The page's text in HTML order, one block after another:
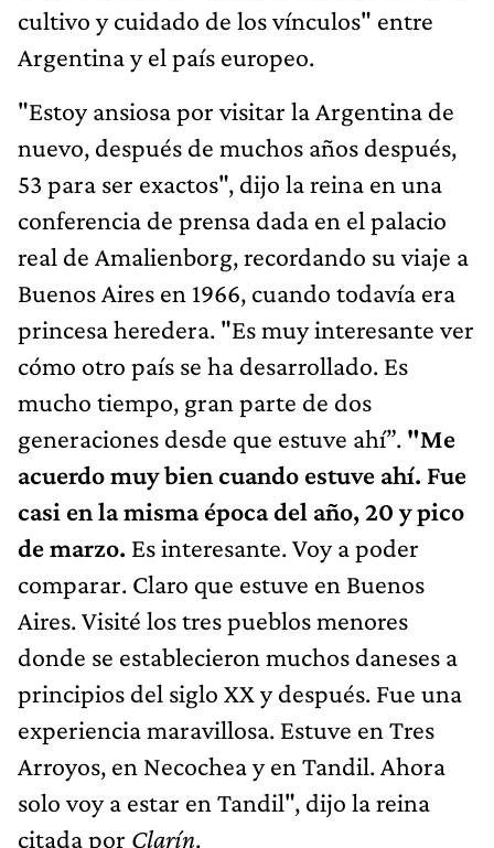
cultivo y cuidado de los vínculos" entre
Argentina y el país europeo.
"Estoy ansiosa por visitar la Argentina de
nuevo, después de muchos años después,
53 para ser exactos", dijo la reina en una
conferencia de prensa dada en el palacio
real de Amalienborg, recordando su viaje a
Buenos Aires en 1966, cuando todavía era
princesa heredera. "Es muy interesante ver
cómo otro país se ha desarrollado. Es
mucho tiempo, gran parte de dos
generaciones desde que estuve ahí”. "Me
acuerdo muy bien cuando estuve ahí. Fue
casi en la misma época del año, 20 y pico
de marzo. Es interesante. Voy a poder
comparar. Claro que estuve en Buenos
Aires. Visité los tres pueblos menores
donde se establecieron muchos daneses a
principios del siglo XX y después. Fue una
experiencia maravillosa. Estuve en Tres
Arroyos, en Necochea y en Tandil. Ahora
solo voy a estar en Tandil", dijo la reina
citada por Clarín.